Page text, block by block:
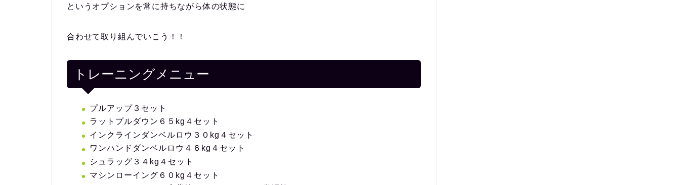
というオプションを常に持ちながら体の状態に
合わせて取り組んでいこう！！
トレーニングメニュー
プルアップ３セット
ラットプルダウン６５kg４セット
インクラインダンベルロウ３０kg４セット
ワンハンドダンベルロウ４６kg４セット
シュラッグ３４kg４セット
マシンローイング６０kg４セット